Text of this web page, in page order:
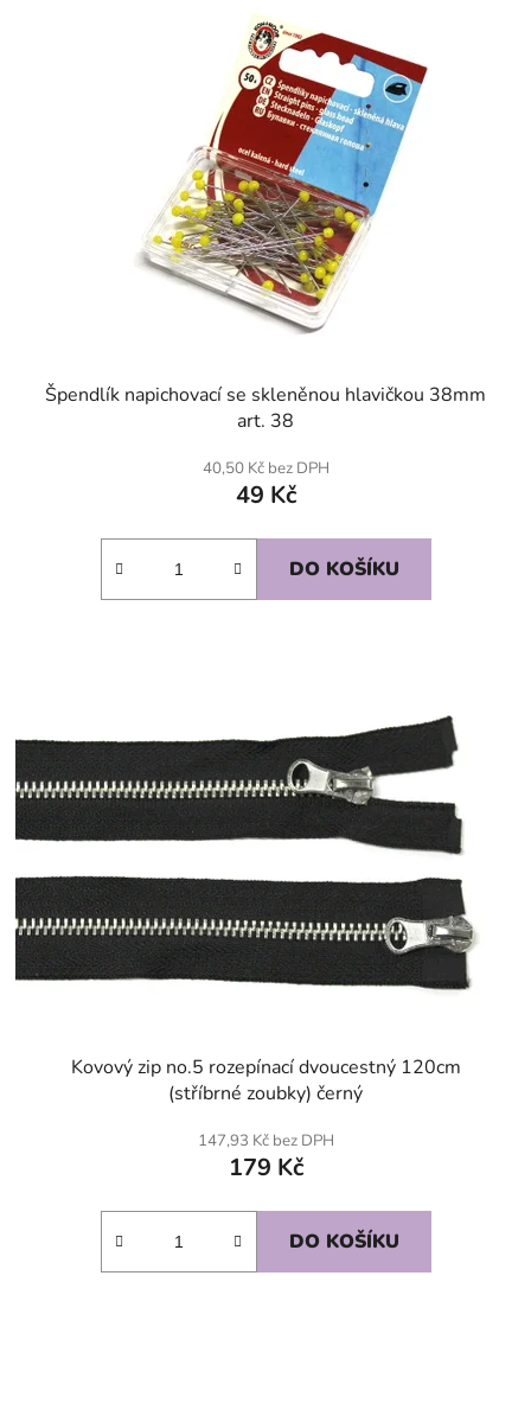
Špendlík napichovací se skleněnou hlavičkou 38mm
art. 38
40,50 Kč bez DPH
49 Kč
DO KOŠÍKU
Kovový zip no.5 rozepínací dvoucestný 120cm
(stříbrné zoubky) černý
147,93 Kč bez DPH
179 Kč
DO KOŠÍKU